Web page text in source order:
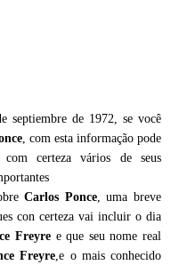
septiembre de 1972, se você
, com esta informação pode
certeza vários de seus
Carlos Ponce, uma breve
con certeza vai incluir o dia
Freyre e que seu nome real
Freyre,e o mais conhecido